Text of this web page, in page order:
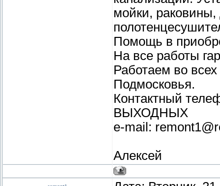
мойки,
Помощь в
На все работы
Работаем во
Подмосковья.
Контактный
ВЫХОДНЫХ
e-mail:
Алексей